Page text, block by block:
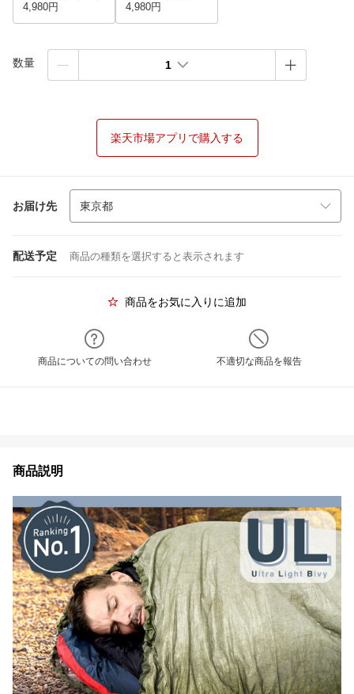
4,980円
4,980円
数量 1
楽天市場アプリで購入する
お届け先
配送予定 商品の種類を選択すると表示されます
商品をお気に入りに追加
商品についての問い合わせ 不適切な商品を報告
商品説明